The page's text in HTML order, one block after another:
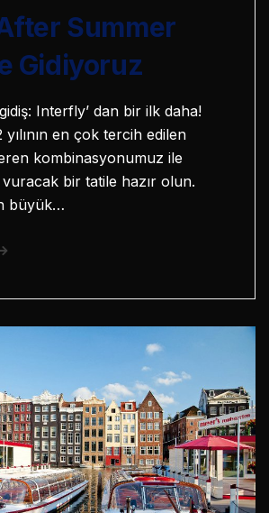
Summer
Gidiyoruz
Interfly’ dan bir ilk daha!
yılının en çok tercih edilen
kombinasyonumuz ile
bir tatile hazır olun.
büyük…